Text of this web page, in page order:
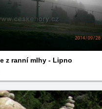
z ranní mlhy - Lipno